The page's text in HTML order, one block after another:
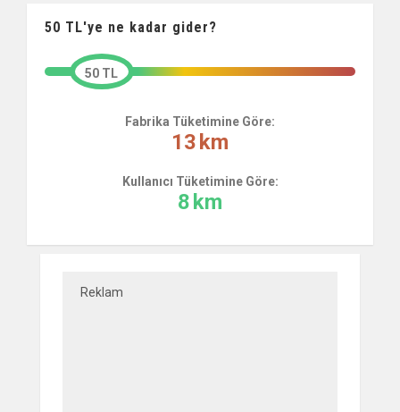
50 TL'ye ne kadar gider?
50 TL
Fabrika Tüketimine Göre:
13km
Kullanıcı Tüketimine Göre:
8km
Reklam